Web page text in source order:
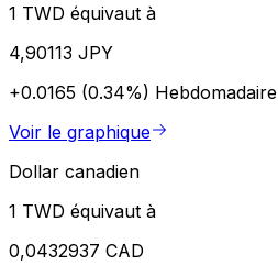
1 TWD équivaut à
4,90113 JPY
+0.0165 (0.34%) Hebdomadaire
Voir le graphique
Dollar canadien
1 TWD équivaut à
0,0432937 CAD